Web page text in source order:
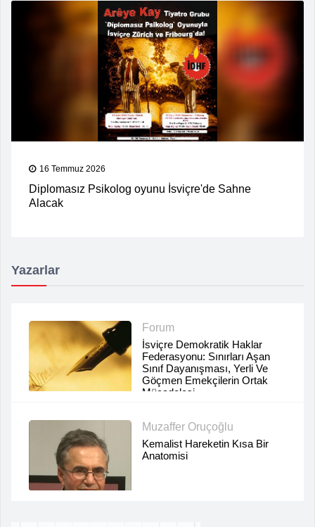
16 Temmuz 2026
Diplomasız Psikolog oyunu İsviçre'de Sahne
Alacak
Yazarlar
Forum
İsviçre Demokratik Haklar
Federasyonu: Sınırları Aşan
Sınıf Dayanışması, Yerli Ve
Göçmen Emekçilerin Ortak
Mücadelesi
Muzaffer Oruçoğlu
Kemalist Hareketin Kısa Bir
Anatomisi